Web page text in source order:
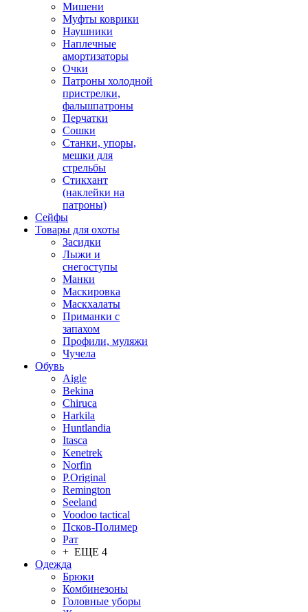
Мишени
Муфты коврики
Наушники
Наплечные
амортизаторы
Очки
Патроны холодной
пристрелки,
фальшпатроны
Перчатки
Сошки
Станки, упоры,
мешки для
стрельбы
Стикхант
(наклейки на
патроны)
Сейфы
Товары для охоты
Засидки
Лыжи и
снегоступы
Манки
Маскировка
Маскхалаты
Приманки с
запахом
Профили, муляжи
Чучела
Обувь
Aigle
Bekina
Chiruсa
Harkila
Huntlandia
Itasca
Kenetrek
Norfin
P.Original
Remington
Seeland
Voodoo tactical
Псков-Полимер
Рат
+ ЕЩЕ 4
Одежда
Брюки
Комбинезоны
Головные уборы